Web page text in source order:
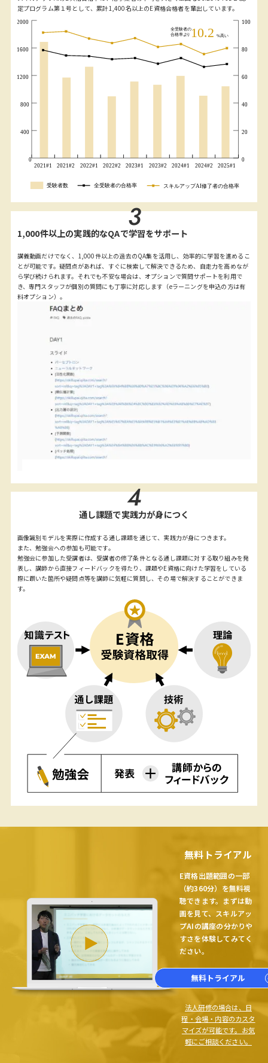
定プログラム第１号として、累計1,400名以上のE資格合格者を輩出しています。
3
1,000件以上の実践的なQAで学習をサポート
講義動画だけでなく、1,000件以上の過去のQA集を活用し、効率的に学習を進めるこ
とが可能です。疑問点があれば、すぐに検索して解決できるため、自走力を高めなが
ら学び続けられます。それでも不安な場合は、オプションで質問サポートを利用で
き、専門スタッフが個別の質問にも丁寧に対応します（eラーニングを申込の方は有
料オプション）。
4
通し課題で実践力が身につく
画像識別モデルを実際に作成する通し課題を通じて、実践力が身につきます。
また、勉強会への参加も可能です。
勉強会に参加した受講者は、受講者の修了条件となる通し課題に対する取り組みを発
表し、講師から直接フィードバックを得たり、課題やE資格に向けた学習をしている
際に躓いた箇所や疑問点等を講師に気軽に質問し、その場で解決することができま
す。
無料トライアル
E資格出題範囲の一部
（約360分）を無料視
聴できます。まずは動
画を見て、スキルアッ
プAIの講座の分かりや
すさを体験してみてく
ださい。
無料トライアル
法人研修の場合は、日
程・会場・内容のカスタ
マイズが可能です。お気
軽にご相談ください。